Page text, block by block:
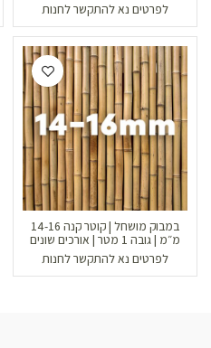
לפרטים נא להתקשר לחנות
במבוק מושחל | קוטר קנה 14-16
מ״מ | גובה 1 מטר | אורכים שונים
לפרטים נא להתקשר לחנות